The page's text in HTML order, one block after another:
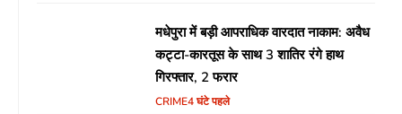
मधेपुरा में बड़ी आपराधिक वारदात नाकाम: अवैध
कट्टा-कारतूस के साथ 3 शातिर रंगे हाथ
गिरफ्तार, 2 फरार
CRIME4 घंटे पहले